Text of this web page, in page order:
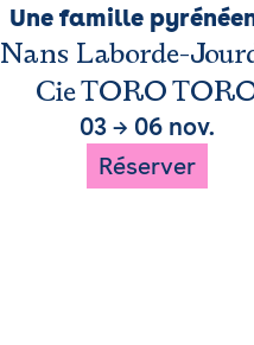
Une famille
Nans Laborde-
Cie TORO
03 → 06 nov.
Réserver